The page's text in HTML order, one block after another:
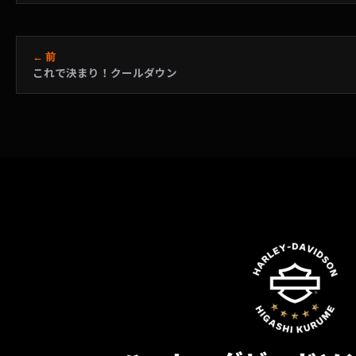
← 前
これで決まり！クールダウン